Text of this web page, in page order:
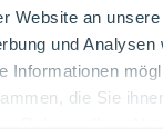
Website an
und Analysen
Informationen
die Sie